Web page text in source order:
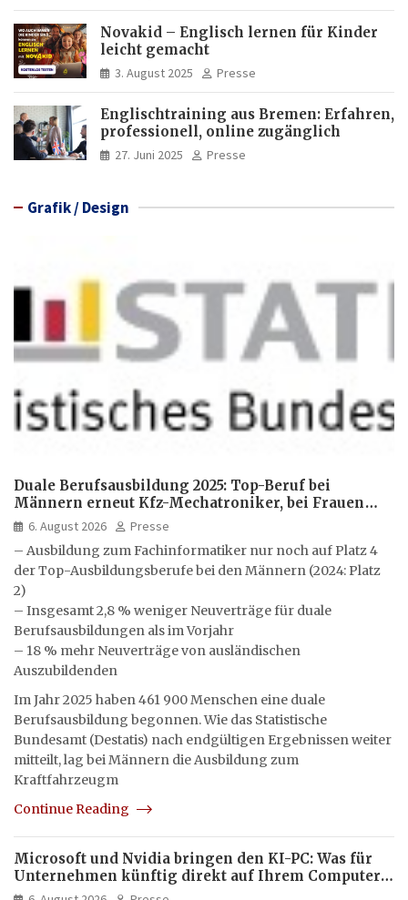
Novakid – Englisch lernen für Kinder
leicht gemacht
3. August 2025 Presse
Englischtraining aus Bremen: Erfahren,
professionell, online zugänglich
27. Juni 2025 Presse
Grafik / Design
Duale Berufsausbildung 2025: Top-Beruf bei
Männern erneut Kfz-Mechatroniker, bei Frauen
medizinische Fachangestellte
6. August 2026
Presse
– Ausbildung zum Fachinformatiker nur noch auf Platz 4
der Top-Ausbildungsberufe bei den Männern (2024: Platz
2)
– Insgesamt 2,8 % weniger Neuverträge für duale
Berufsausbildungen als im Vorjahr
– 18 % mehr Neuverträge von ausländischen
Auszubildenden
Im Jahr 2025 haben 461 900 Menschen eine duale
Berufsausbildung begonnen. Wie das Statistische
Bundesamt (Destatis) nach endgültigen Ergebnissen weiter
mitteilt, lag bei Männern die Ausbildung zum
Kraftfahrzeugm
Continue Reading
Microsoft und Nvidia bringen den KI-PC: Was für
Unternehmen künftig direkt auf Ihrem Computer
läuft und was weiter in der Cloud bleibt